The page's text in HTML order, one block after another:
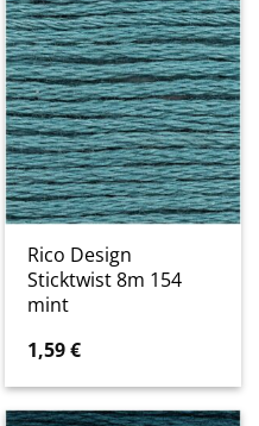
Rico Design
Sticktwist 8m 154
mint
1,59€